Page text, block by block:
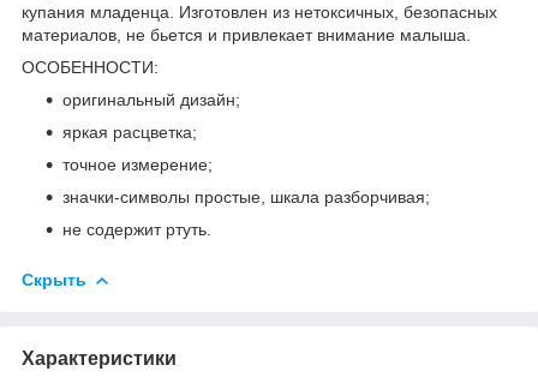
купания младенца. Изготовлен из нетоксичных, безопасных
материалов, не бьется и привлекает внимание малыша.
ОСОБЕННОСТИ:
оригинальный дизайн;
яркая расцветка;
точное измерение;
значки-символы простые, шкала разборчивая;
не содержит ртуть.
Скрыть
Характеристики